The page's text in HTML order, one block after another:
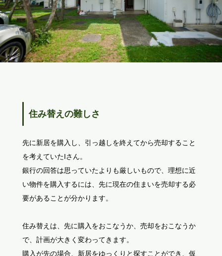
住み替えの難しさ
先に新居を購入し、引っ越しを終えてから売却すること
を考えていたIさん。
銀行の回答は思っていたよりも厳しいもので、理想に近
い物件を購入するには、先に現在の住まいを売却する必
要があることが分かります。
住み替えは、先に購入をおこなうか、売却をおこなうか
で、計画が大きく変わってきます。
購入が先の場合、新居をゆっくりと探すことができ、仮